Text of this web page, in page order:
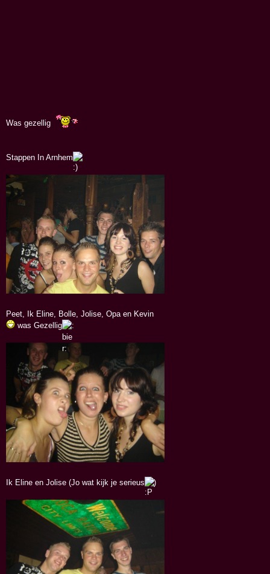
Was gezellig
Stappen In Arnhem
Peet, Ik Eline, Bolle, Jolise, Opa en Kevin
was Gezellig
Ik Eline en Jolise (Jo wat kijk je serieus )